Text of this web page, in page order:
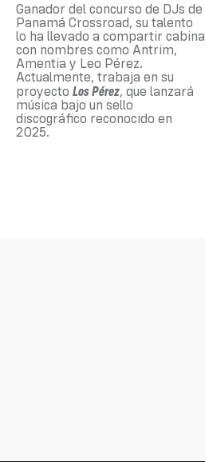
Ganador del concurso de DJs de
Panamá Crossroad, su talento
lo ha llevado a compartir cabina
con nombres como Antrim,
Amentia y Leo Pérez.
Actualmente, trabaja en su
proyectoLos Pérez, que lanzará
música bajo un sello
discográfico reconocido en
2025.